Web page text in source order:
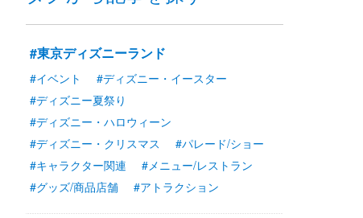
#東京ディズニーランド
#イベント
#ディズニー・イースター
#ディズニー夏祭り
#ディズニー・ハロウィーン
#ディズニー・クリスマス
#パレード/ショー
#キャラクター関連
#メニュー/レストラン
#グッズ/商品店舗
#アトラクション